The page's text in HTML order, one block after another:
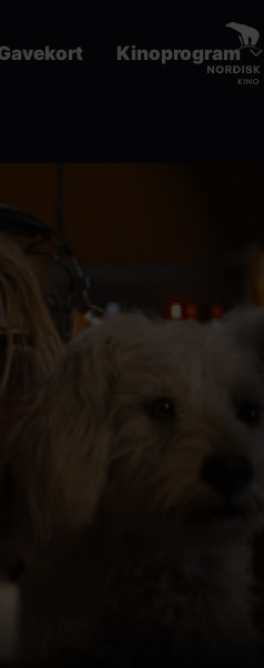
Kinoprogram